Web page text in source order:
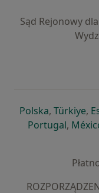
Sąd Rejonowy
Polskaotwiera
, Türkiye,
Portugal,